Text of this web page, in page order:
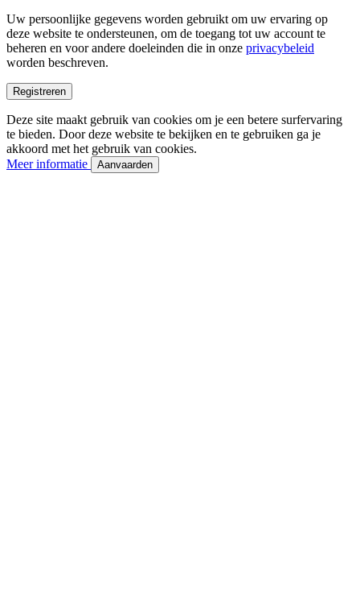
Uw persoonlijke gegevens worden gebruikt om uw ervaring op
deze website te ondersteunen, om de toegang tot uw account te
beheren en voor andere doeleinden die in onze privacybeleid
worden beschreven.
Registreren
Deze site maakt gebruik van cookies om je een betere surfervaring
te bieden. Door deze website te bekijken en te gebruiken ga je
akkoord met het gebruik van cookies.
Meer informatie
Aanvaarden